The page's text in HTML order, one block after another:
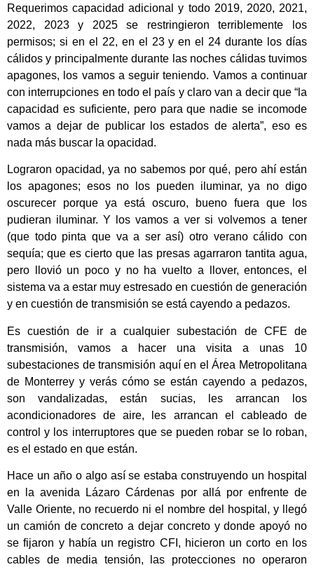
Requerimos capacidad adicional y todo 2019, 2020, 2021,
2022, 2023 y 2025 se restringieron terriblemente los
permisos; si en el 22, en el 23 y en el 24 durante los días
cálidos y principalmente durante las noches cálidas tuvimos
apagones, los vamos a seguir teniendo. Vamos a continuar
con interrupciones en todo el país y claro van a decir que “la
capacidad es suficiente, pero para que nadie se incomode
vamos a dejar de publicar los estados de alerta”, eso es
nada más buscar la opacidad.
Lograron opacidad, ya no sabemos por qué, pero ahí están
los apagones; esos no los pueden iluminar, ya no digo
oscurecer porque ya está oscuro, bueno fuera que los
pudieran iluminar. Y los vamos a ver si volvemos a tener
(que todo pinta que va a ser así) otro verano cálido con
sequía; que es cierto que las presas agarraron tantita agua,
pero llovió un poco y no ha vuelto a llover, entonces, el
sistema va a estar muy estresado en cuestión de generación
y en cuestión de transmisión se está cayendo a pedazos.
Es cuestión de ir a cualquier subestación de CFE de
transmisión, vamos a hacer una visita a unas 10
subestaciones de transmisión aquí en el Área Metropolitana
de Monterrey y verás cómo se están cayendo a pedazos,
son vandalizadas, están sucias, les arrancan los
acondicionadores de aire, les arrancan el cableado de
control y los interruptores que se pueden robar se lo roban,
es el estado en que están.
Hace un año o algo así se estaba construyendo un hospital
en la avenida Lázaro Cárdenas por allá por enfrente de
Valle Oriente, no recuerdo ni el nombre del hospital, y llegó
un camión de concreto a dejar concreto y donde apoyó no
se fijaron y había un registro CFI, hicieron un corto en los
cables de media tensión, las protecciones no operaron